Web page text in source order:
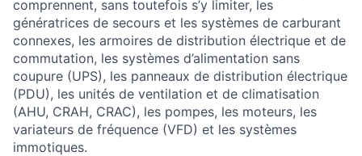
comprennent, sans toutefois s’y limiter, les
génératrices de secours et les systèmes de carburant
connexes, les armoires de distribution électrique et de
commutation, les systèmes d’alimentation sans
coupure (UPS), les panneaux de distribution électrique
(PDU), les unités de ventilation et de climatisation
(AHU, CRAH, CRAC), les pompes, les moteurs, les
variateurs de fréquence (VFD) et les systèmes
immotiques.